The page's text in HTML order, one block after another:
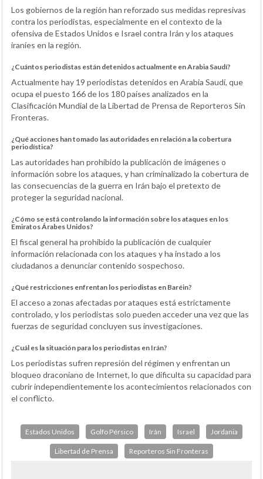
Los gobiernos de la región han reforzado sus medidas represivas
contra los periodistas, especialmente en el contexto de la
ofensiva de Estados Unidos e Israel contra Irán y los ataques
iraníes en la región.
¿Cuántos periodistas están detenidos actualmente en Arabia Saudí?
Actualmente hay 19 periodistas detenidos en Arabia Saudí, que
ocupa el puesto 166 de los 180 países analizados en la
Clasificación Mundial de la Libertad de Prensa de Reporteros Sin
Fronteras.
¿Qué acciones han tomado las autoridades en relación a la cobertura
periodística?
Las autoridades han prohibido la publicación de imágenes o
información sobre los ataques, y han criminalizado la cobertura de
las consecuencias de la guerra en Irán bajo el pretexto de
proteger la seguridad nacional.
¿Cómo se está controlando la información sobre los ataques en los
Emiratos Árabes Unidos?
El fiscal general ha prohibido la publicación de cualquier
información relacionada con los ataques y ha instado a los
ciudadanos a denunciar contenido sospechoso.
¿Qué restricciones enfrentan los periodistas en Baréin?
El acceso a zonas afectadas por ataques está estrictamente
controlado, y los periodistas solo pueden acceder una vez que las
fuerzas de seguridad concluyen sus investigaciones.
¿Cuál es la situación para los periodistas en Irán?
Los periodistas sufren represión del régimen y enfrentan un
bloqueo draconiano de Internet, lo que dificulta su capacidad para
cubrir independientemente los acontecimientos relacionados con
el conflicto.
Estados Unidos Golfo Pérsico Irán Israel Jordania
Libertad de Prensa Reporteros Sin Fronteras